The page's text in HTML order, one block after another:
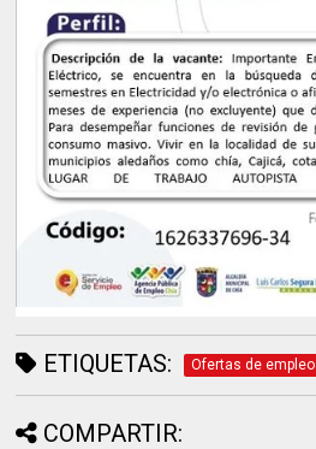
ETIQUETAS: Ofertas de empleo
COMPARTIR: